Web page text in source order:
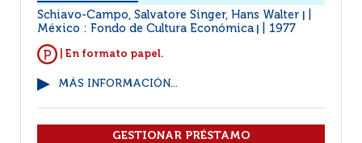
Schiavo-Campo, Salvatore Singer, Hans Walter
México : Fondo de Cultura Económica 1977
| En formato papel.
MÁS INFORMACIÓN...